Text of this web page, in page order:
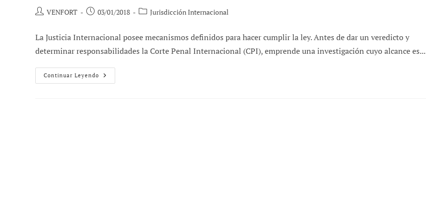
Autor
entrada:
VENFORT
Publicación
entrada:
03/01/2018
Categoría
entrada:
Jurisdicción Internacional
La Justicia Internacional posee mecanismos definidos para hacer cumplir la ley. Antes de dar un veredicto y
determinar responsabilidades la Corte Penal Internacional (CPI), emprende una investigación cuyo alcance es...
Continuar Leyendo ¿Qué
Significa